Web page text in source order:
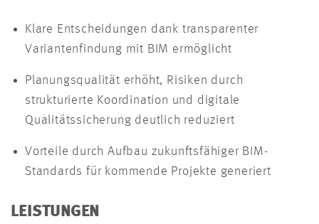
Klare Entscheidungen dank transparenter
Variantenfindung mit BIM ermöglicht
Planungsqualität erhöht, Risiken durch
strukturierte Koordination und digitale
Qualitätssicherung deutlich reduziert
Vorteile durch Aufbau zukunftsfähiger BIM-
Standards für kommende Projekte generiert
LEISTUNGEN